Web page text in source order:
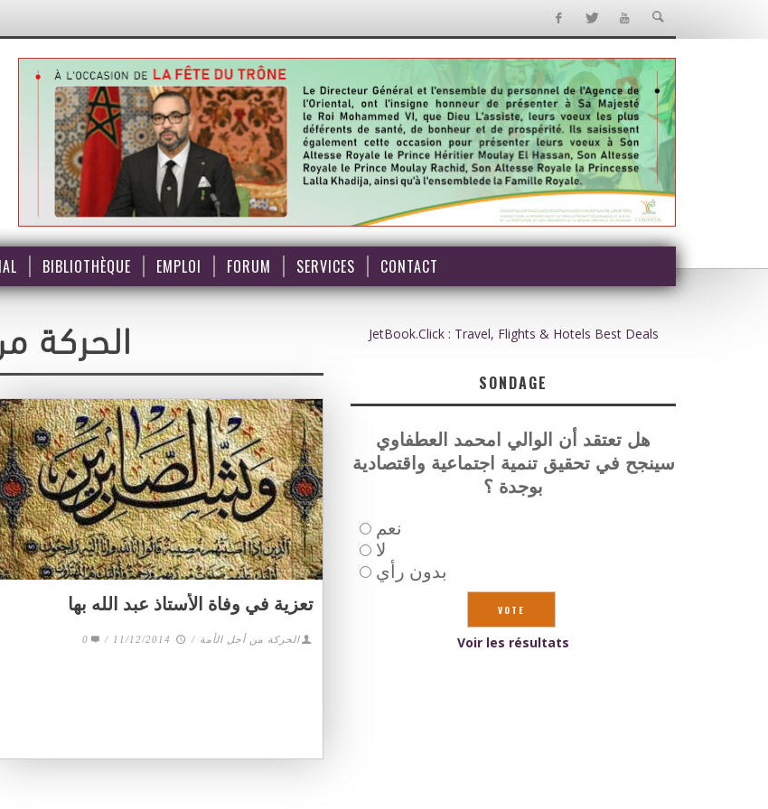
BIBLIOTHÈQUE EMPLOI FORUM SERVICES CONTACT
الحركة
تعزية في وفاة الأستاذ عبد الله بها
الحركة من أجل الأمة /
11/12/2014
/
0
JetBook.Click : Travel, Flights & Hotels Best Deals
SONDAGE
هل تعتقد أن الوالي امحمد العطفاوي
سينجح في تحقيق تنمية اجتماعية واقتصادية
بوجدة ؟
نعم
لا
بدون رأي
Voir les résultats